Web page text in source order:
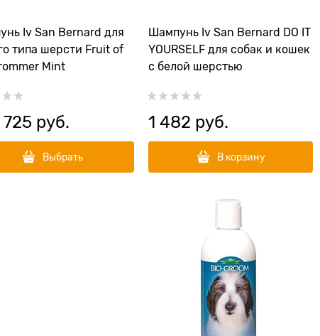
Iv San Bernard для
типа шерсти Fruit of
Mint
725 руб.
Выбрать
Шампунь Iv San Bernard DO IT
YOURSELF для собак и кошек
с белой шерстью
1 482 руб.
В корзину